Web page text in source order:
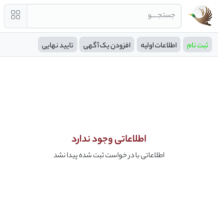
جستجــــو
ثبت نام اطلاعات اولیه افزودن یک آگهی تایید نهایی
اطلاعاتی وجود ندارد
اطلاعاتی با در خواست ثبت شده پیدا نشد